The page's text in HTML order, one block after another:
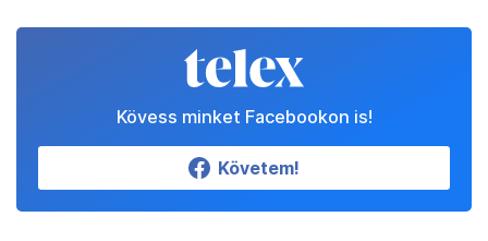
Kövess minket Facebookon is!
Követem!